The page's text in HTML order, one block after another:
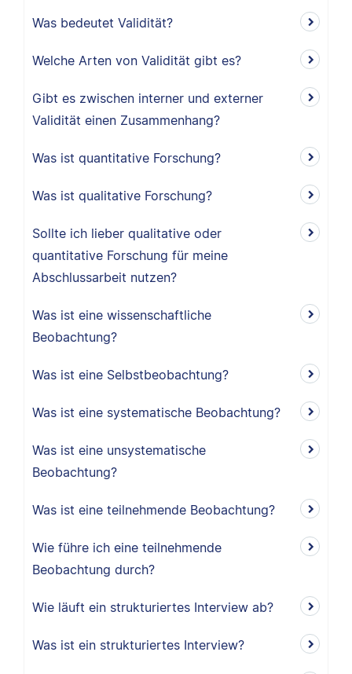
Was bedeutet Validität?
Welche Arten von Validität gibt es?
Gibt es zwischen interner und externer
Validität einen Zusammenhang?
Was ist quantitative Forschung?
Was ist qualitative Forschung?
Sollte ich lieber qualitative oder
quantitative Forschung für meine
Abschlussarbeit nutzen?
Was ist eine wissenschaftliche
Beobachtung?
Was ist eine Selbstbeobachtung?
Was ist eine systematische Beobachtung?
Was ist eine unsystematische
Beobachtung?
Was ist eine teilnehmende Beobachtung?
Wie führe ich eine teilnehmende
Beobachtung durch?
Wie läuft ein strukturiertes Interview ab?
Was ist ein strukturiertes Interview?